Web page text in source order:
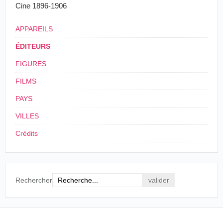
Cine 1896-1906
APPAREILS
ÉDITEURS
FIGURES
FILMS
PAYS
VILLES
Crédits
Rechercher